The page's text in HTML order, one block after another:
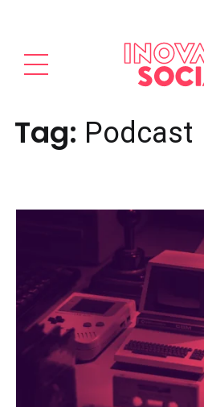
Tag: Podcast